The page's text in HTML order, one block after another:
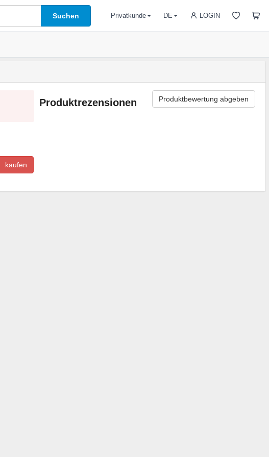
Suchen LOGIN
Privatkunde DE
kaufen
Produktrezensionen Produktbewertung abgeben